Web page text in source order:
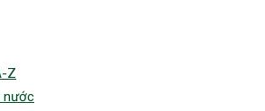
Z
nước